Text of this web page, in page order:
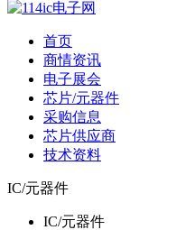
首页
商情资讯
电子展会
芯片/元器件
采购信息
芯片供应商
技术资料
IC/元器件
IC/元器件